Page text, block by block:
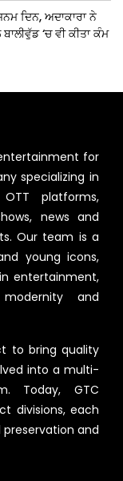
ਦਿਨ, ਅਦਾਕਾਰਾ ਨੇ
‘ਚ ਵੀ ਕੀਤਾ ਕੰਮ
for
specializing in
platforms,
news and
Our team is a
young icons,
entertainment,
and
to bring quality
into a multi-
Today, GTC
divisions, each
and